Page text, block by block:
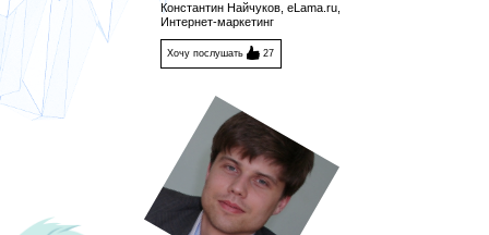
Константин Найчуков, eLama.ru,
Интернет-маркетинг
Хочу послушать 27